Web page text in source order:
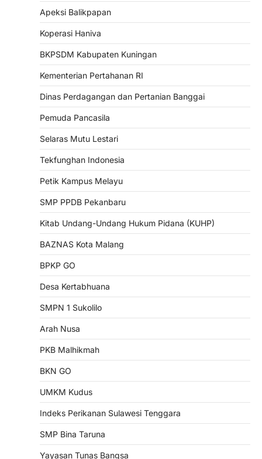
Apeksi Balikpapan
Koperasi Haniva
BKPSDM Kabupaten Kuningan
Kementerian Pertahanan RI
Dinas Perdagangan dan Pertanian Banggai
Pemuda Pancasila
Selaras Mutu Lestari
Tekfunghan Indonesia
Petik Kampus Melayu
SMP PPDB Pekanbaru
Kitab Undang-Undang Hukum Pidana (KUHP)
BAZNAS Kota Malang
BPKP GO
Desa Kertabhuana
SMPN 1 Sukolilo
Arah Nusa
PKB Malhikmah
BKN GO
UMKM Kudus
Indeks Perikanan Sulawesi Tenggara
SMP Bina Taruna
Yayasan Tunas Bangsa